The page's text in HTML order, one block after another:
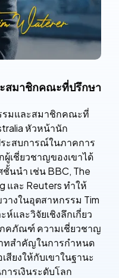
สมาชิกคณะที่ปรึกษา
รมและสมาชิกคณะที่
หัวหน้านัก
ระสบการณ์ในภาคการ
ผู้เชี่ยวชาญของเขาได้
นนำ เช่น BBC, The
และ Reuters ทำให้
างในอุตสาหกรรม Tim
และวิจัยเชิงลึกเกี่ยว
คภัณฑ์ ความเชี่ยวชาญ
ทสำคัญในการกำหนด
ยงให้กับเขาในฐานะ
ารเงินระดับโลก